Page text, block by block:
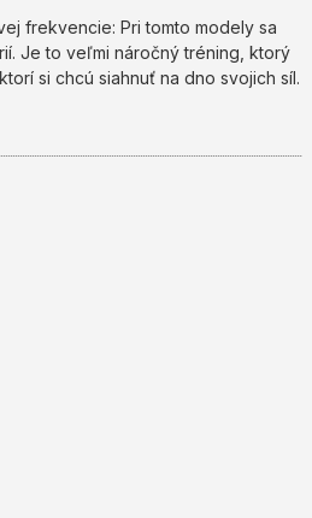
frekvencie: Pri tomto modely sa
Je to veľmi náročný tréning, ktorý
si chcú siahnuť na dno svojich síl.